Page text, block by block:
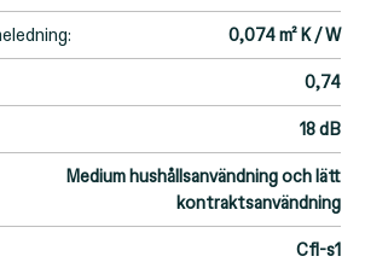
0,074 m² K / W
0,74
18 dB
Medium hushållsanvändning och lätt
kontraktsanvändning
Cfl-s1